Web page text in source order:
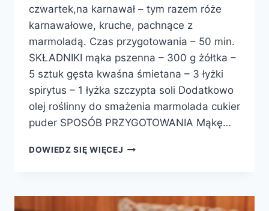
czwartek,na karnawał – tym razem róże
karnawałowe, kruche, pachnące z
marmoladą. Czas przygotowania – 50 min.
SKŁADNIKI mąka pszenna – 300 g żółtka –
5 sztuk gęsta kwaśna śmietana – 3 łyżki
spirytus – 1 łyżka szczypta soli Dodatkowo
olej roślinny do smażenia marmolada cukier
puder SPOSÓB PRZYGOTOWANIA Mąkę…
DOWIEDZ SIĘ WIĘCEJ RÓŻE